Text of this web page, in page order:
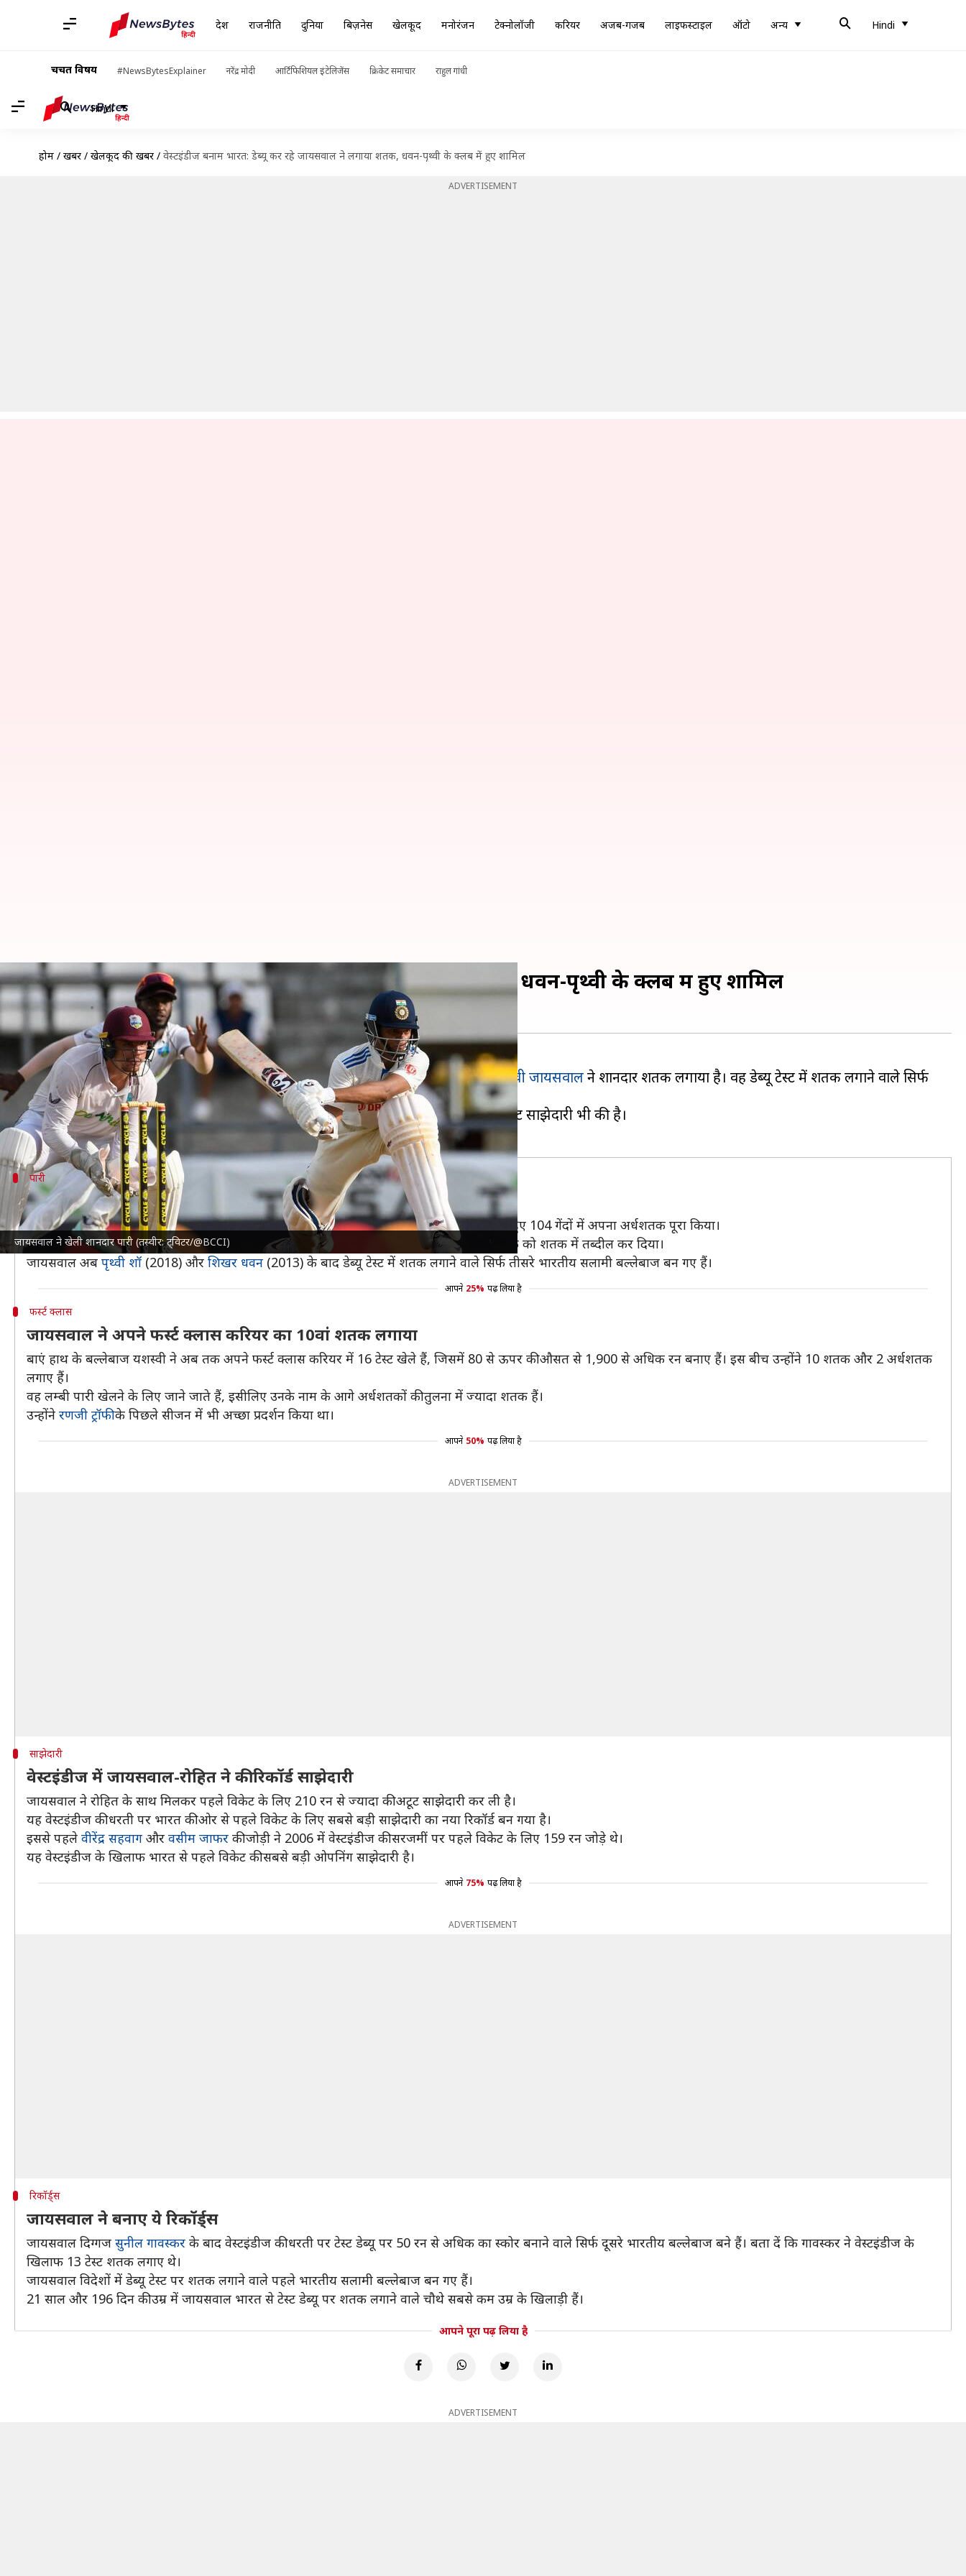
देश राजनीति दुनिया बिज़नेस खेलकूद मनोरंजन टेक्नोलॉजी करियर अजब-गजब लाइफस्टाइल ऑटो अन्य Hindi
चर्चित विषय #NewsBytesExplainer नरेंद्र मोदी आर्टिफिशियल इंटेलिजेंस क्रिकेट समाचार राहुल गांधी
Hindi
होम / खबरें / खेलकूद की खबरें / वेस्टइंडीज बनाम भारत: डेब्यू कर रहे जायसवाल ने लगाया शतक, धवन-पृथ्वी के क्लब में हुए शामिल
ADVERTISEMENT
जायसवाल ने खेली शानदार पारी (तस्वीर: ट्विटर/@BCCI)
वेस्टइंडीज बनाम भारत: डेब्यू कर रहे जायसवाल ने लगाया शतक, धवन-पृथ्वी के क्लब में हुए शामिल
अंकित पसबोला Jul 13, 2023 11:40 pm
क्या है खबर?
वेस्टइंडीज क्रिकेट टीमके खिलाफ खेले जा रहे पहले टेस्ट में भारतीय क्रिकेट टीम के युवा बल्लेबाजयशस्वी जायसवालने शानदार शतक लगाया है। वह डेब्यू टेस्ट में शतक लगाने वाले सिर्फ
तीसरे भारतीय सलामी बल्लेबाज बन गए हैं।
इस बीच उन्होंने कप्तान रोहित शर्मा के साथ मिलकर पहले विकेट के लिए 200 रन से ज्यादा की अटूट साझेदारी भी की है।
पारी
ऐसी रही जायसवाल की पारी
भारत की ओर से पारी की शुरुआत करने आए जायसवाल ने संभलकर बल्लेबाजी की। उन्होंने संयम दिखाते हुए 104 गेंदों में अपना अर्धशतक पूरा किया।
क्रीज पर टिक जाने के बावजूद उन्होंने धैर्य से बल्लेबाजी करना जारी रखा और 215 गेंदों में अपने अर्धशतक को शतक में तब्दील कर दिया।
जायसवाल अब पृथ्वी शॉ (2018) और शिखर धवन (2013) के बाद डेब्यू टेस्ट में शतक लगाने वाले सिर्फ तीसरे भारतीय सलामी बल्लेबाज बन गए हैं।
आपने 25% पढ़ लिया है
फर्स्ट क्लास
जायसवाल ने अपने फर्स्ट क्लास करियर का 10वां शतक लगाया
बाएं हाथ के बल्लेबाज यशस्वी ने अब तक अपने फर्स्ट क्लास करियर में 16 टेस्ट खेले हैं, जिसमें 80 से ऊपर की औसत से 1,900 से अधिक रन बनाए हैं। इस बीच उन्होंने 10 शतक और 2 अर्धशतक
लगाए हैं।
वह लम्बी पारी खेलने के लिए जाने जाते हैं, इसीलिए उनके नाम के आगे अर्धशतकों की तुलना में ज्यादा शतक हैं।
उन्होंने रणजी ट्रॉफीके पिछले सीजन में भी अच्छा प्रदर्शन किया था।
आपने 50% पढ़ लिया है
ADVERTISEMENT
साझेदारी
वेस्टइंडीज में जायसवाल-रोहित ने की रिकॉर्ड साझेदारी
जायसवाल ने रोहित के साथ मिलकर पहले विकेट के लिए 210 रन से ज्यादा की अटूट साझेदारी कर ली है।
यह वेस्टइंडीज की धरती पर भारत की ओर से पहले विकेट के लिए सबसे बड़ी साझेदारी का नया रिकॉर्ड बन गया है।
इससे पहले वीरेंद्र सहवाग और वसीम जाफर की जोड़ी ने 2006 में वेस्टइंडीज की सरजमीं पर पहले विकेट के लिए 159 रन जोड़े थे।
यह वेस्टइंडीज के खिलाफ भारत से पहले विकेट की सबसे बड़ी ओपनिंग साझेदारी है।
आपने 75% पढ़ लिया है
ADVERTISEMENT
रिकॉर्ड्स
जायसवाल ने बनाए ये रिकॉर्ड्स
जायसवाल दिग्गज सुनील गावस्कर के बाद वेस्टइंडीज की धरती पर टेस्ट डेब्यू पर 50 रन से अधिक का स्कोर बनाने वाले सिर्फ दूसरे भारतीय बल्लेबाज बने हैं। बता दें कि गावस्कर ने वेस्टइंडीज के
खिलाफ 13 टेस्ट शतक लगाए थे।
जायसवाल विदेशों में डेब्यू टेस्ट पर शतक लगाने वाले पहले भारतीय सलामी बल्लेबाज बन गए हैं।
21 साल और 196 दिन की उम्र में जायसवाल भारत से टेस्ट डेब्यू पर शतक लगाने वाले चौथे सबसे कम उम्र के खिलाड़ी हैं।
आपने पूरा पढ़ लिया है
ADVERTISEMENT